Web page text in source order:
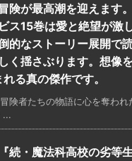
冒険が最高潮を迎えます
ビス15巻は愛と絶望が激
的なストーリー展開で
しく揺さぶります。想像
る真の傑作です。
険者たちの物語に心を奪われ
...
『続・魔法科高校の劣